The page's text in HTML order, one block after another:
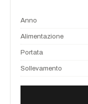
Anno
Alimentazione
Portata
Sollevamento